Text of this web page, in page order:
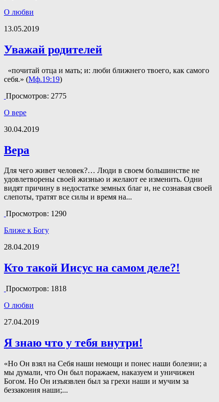
О любви
13.05.2019
Уважай родителей
«почитай отца и мать; и: люби ближнего твоего, как самого
себя.» (Мф.19:19)
Просмотров: 2775
О вере
30.04.2019
Вера
Для чего живет человек?… Люди в своем большинстве не
удовлетворены своей жизнью и желают ее изменить. Одни
видят причину в недостатке земных благ и, не сознавая своей
слепоты, тратят все силы и время на...
Просмотров: 1290
Ближе к Богу
28.04.2019
Кто такой Иисус на самом деле?!
Просмотров: 1818
О любви
27.04.2019
Я знаю что у тебя внутри!
«Но Он взял на Себя наши немощи и понес наши болезни; а
мы думали, что Он был поражаем, наказуем и уничижен
Богом. Но Он изъязвлен был за грехи наши и мучим за
беззакония наши;...